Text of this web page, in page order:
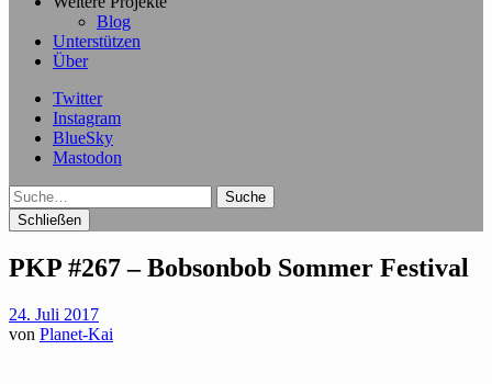
Blog
Unterstützen
Über
Twitter
Instagram
BlueSky
Mastodon
Suche
Schließen
PKP #267 – Bobsonbob Sommer Festival
24. Juli 2017
von Planet-Kai